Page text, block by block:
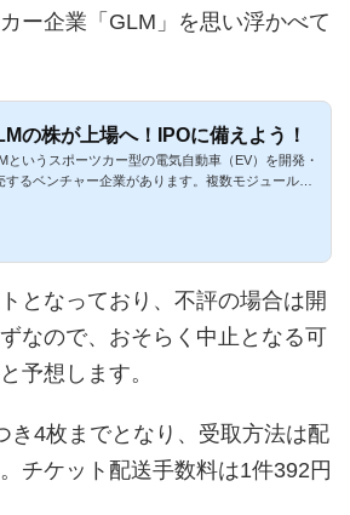
ー企業「GLM」を思い浮かべて
の株が上場へ！IPOに備えよう！
というスポーツカー型の電気自動車（EV）を開発・
するベンチャー企業があります。複数モジュールに
となっており、不評の場合は開
なので、おそらく中止となる可
予想します。
き4枚までとなり、受取方法は配
チケット配送手数料は1件392円